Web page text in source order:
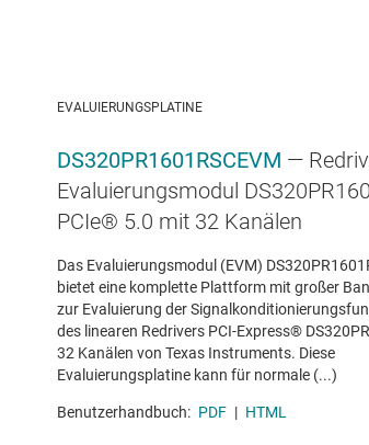
EVALUIERUNGSPLATINE
DS320PR1601RSCEVM —
Evaluierungsmodul
PCIe® 5.0 mit 32 Kanälen
Das Evaluierungsmodul (EVM)
bietet eine komplette Plattform mit großer
zur Evaluierung der
des linearen Redrivers PCI-Express®
32 Kanälen von Texas Instruments. Diese
Evaluierungsplatine kann für normale (...)
Benutzerhandbuch: PDF | HTML